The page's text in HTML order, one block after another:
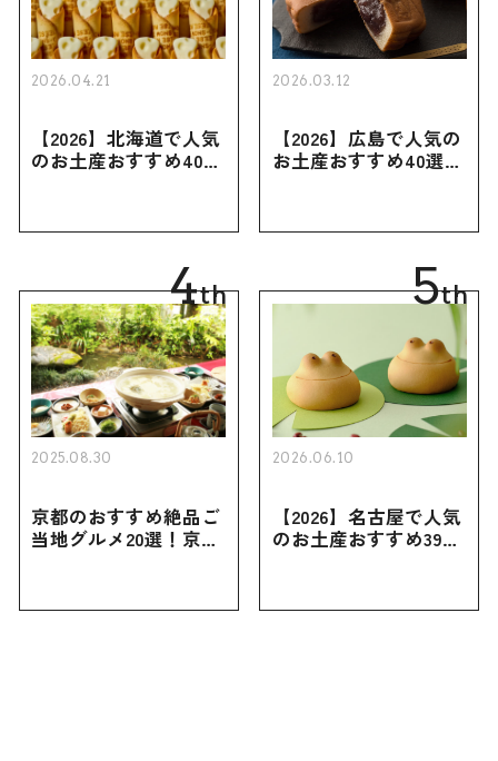
2026.04.21
【2026】北海道で人気
のお土産おすすめ40選
買えない限定品、女性
2026.03.12
【2026】広島で人気の
お土産おすすめ40選｜
き用、女性向けまで幅
4th
2025.08.30
京都のおすすめ絶品ご
当地グルメ20選！京都
5th
2026.06.10
【2026】名古屋で人気
のお土産おすすめ39選
お土産・ばらまき用ま